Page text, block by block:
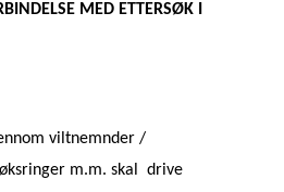
MED ETTERSØK I
viltnemnder /
m.m. skal drive